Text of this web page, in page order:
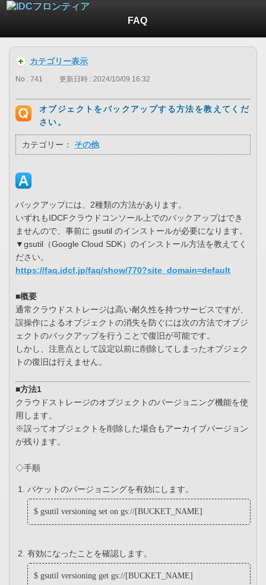
FAQ
カテゴリー表示
No : 741 更新日時 : 2024/10/09 16:32
オブジェクトをバックアップする方法を教えてくだ
さい。
カテゴリー： その他
バックアップには、2種類の方法があります。
いずれもIDCFクラウドコンソール上でのバックアップはでき
ませんので、事前に gsutil のインストールが必要になります。
▼gsutil（Google Cloud SDK）のインストール方法を教えてく
ださい。
https://faq.idcf.jp/faq/show/770?site_domain=default
■概要
通常クラウドストレージは高い耐久性を持つサービスですが、
誤操作によるオブジェクトの消失を防ぐには次の方法でオブジ
ェクトのバックアップを行うことで復旧が可能です。
しかし、注意点として設定以前に削除してしまったオブジェク
トの復旧は行えません。
■方法1
クラウドストレージのオブジェクトのバージョニング機能を使
用します。
※誤ってオブジェクトを削除した場合もアーカイブバージョン
が残ります。
◇手順
バケットのバージョニングを有効にします。
$ gsutil versioning set on gs://[BUCKET_NAME]
有効になったことを確認します。
$ gsutil versioning get gs://[BUCKET_NAME]